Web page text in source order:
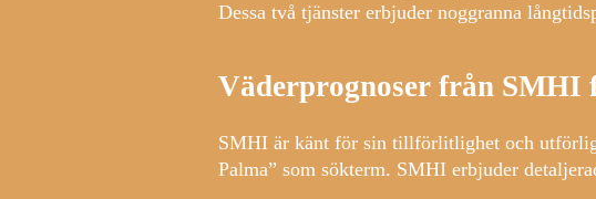
Dessa två tjänster erbjuder noggranna
Väderprognoser från SMHI
SMHI är känt för sin tillförlitlighet och
Palma” som sökterm. SMHI erbjuder